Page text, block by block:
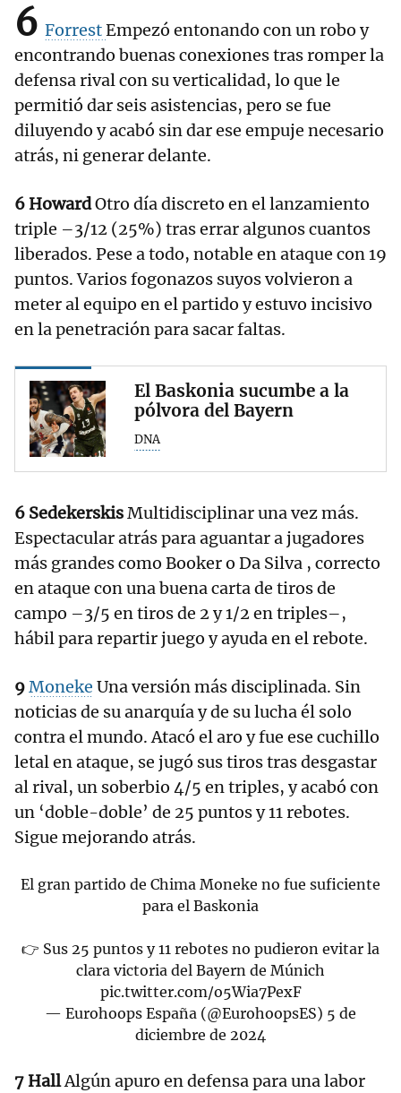
6 ForrestEmpezó entonando con un robo y
encontrando buenas conexiones tras romper la
defensa rival con su verticalidad, lo que le
permitió dar seis asistencias, pero se fue
diluyendo y acabó sin dar ese empuje necesario
atrás, ni generar delante.
6 HowardOtro día discreto en el lanzamiento
triple –3/12 (25%) tras errar algunos cuantos
liberados. Pese a todo, notable en ataque con 19
puntos. Varios fogonazos suyos volvieron a
meter al equipo en el partido y estuvo incisivo
en la penetración para sacar faltas.
El Baskonia sucumbe a la
pólvora del Bayern
DNA
6 SedekerskisMultidisciplinar una vez más.
Espectacular atrás para aguantar a jugadores
más grandes como Booker o Da Silva , correcto
en ataque con una buena carta de tiros de
campo –3/5 en tiros de 2 y 1/2 en triples–,
hábil para repartir juego y ayuda en el rebote.
9Moneke Una versión más disciplinada. Sin
noticias de su anarquía y de su lucha él solo
contra el mundo. Atacó el aro y fue ese cuchillo
letal en ataque, se jugó sus tiros tras desgastar
al rival, un soberbio 4/5 en triples, y acabó con
un ‘doble-doble’ de 25 puntos y 11 rebotes.
Sigue mejorando atrás.
El gran partido de Chima Moneke no fue suficiente
para el Baskonia
👉 Sus 25 puntos y 11 rebotes no pudieron evitar la
clara victoria del Bayern de Múnich
pic.twitter.com/o5Wia7PexF
— Eurohoops España (@EurohoopsES) 5 de
diciembre de 2024
7 HallAlgún apuro en defensa para una labor